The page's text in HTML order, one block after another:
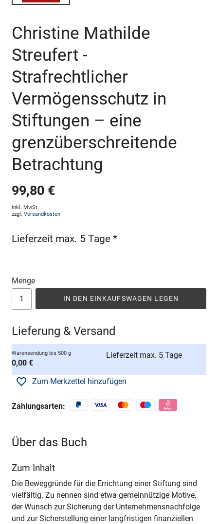
Christine Mathilde
Streufert -
Strafrechtlicher
Vermögensschutz in
Stiftungen – eine
grenzüberschreitende
Betrachtung
99,80 €
inkl. MwSt.
zzgl. Versandkosten
Lieferzeit max. 5 Tage *
Menge
IN DEN EINKAUFSWAGEN LEGEN
Lieferung & Versand
Warensendung bis 500 g
0,00 €
Lieferzeit max. 5 Tage
Zum Merkzettel hinzufügen
Zahlungsarten:
Über das Buch
Zum Inhalt
Die Beweggründe für die Errichtung einer Stiftung sind
vielfältig. Zu nennen sind etwa gemeinnützige Motive,
der Wunsch zur Sicherung der Unternehmensnachfolge
und zur Sicherstellung einer langfristigen finanziellen